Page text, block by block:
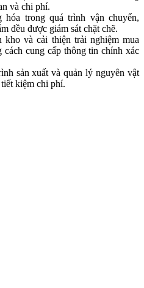
và chi phí.
hóa trong quá trình vận chuyển,
đều được giám sát chặt chẽ.
và cải thiện trải nghiệm mua
cách cung cấp thông tin chính xác
sản xuất và quản lý nguyên vật
kiệm chi phí.